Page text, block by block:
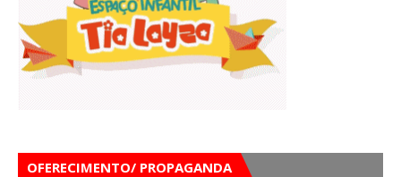
OFERECIMENTO/ PROPAGANDA